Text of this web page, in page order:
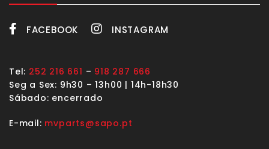
FACEBOOK INSTAGRAM
Tel: 252 216 661 – 918 287 666
Seg a Sex: 9h30 – 13h00 | 14h-18h30
Sábado: encerrado
E-mail: mvparts@sapo.pt